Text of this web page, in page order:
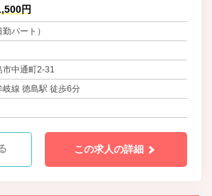
円
パート）
市中通町2-31
岐線 徳島駅 徒歩6分
この求人の詳細